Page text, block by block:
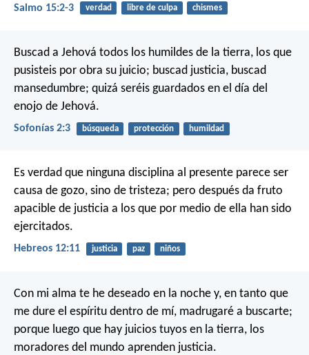
Salmo 15:2-3 verdad libre de culpa chismes
Buscad a Jehová todos los humildes de la tierra, los que
pusisteis por obra su juicio; buscad justicia, buscad
mansedumbre; quizá seréis guardados en el día del
enojo de Jehová.
Sofonías 2:3 búsqueda protección humildad
Es verdad que ninguna disciplina al presente parece ser
causa de gozo, sino de tristeza; pero después da fruto
apacible de justicia a los que por medio de ella han sido
ejercitados.
Hebreos 12:11 justicia paz niños
Con mi alma te he deseado en la noche y, en tanto que
me dure el espíritu dentro de mí, madrugaré a buscarte;
porque luego que hay juicios tuyos en la tierra, los
moradores del mundo aprenden justicia.